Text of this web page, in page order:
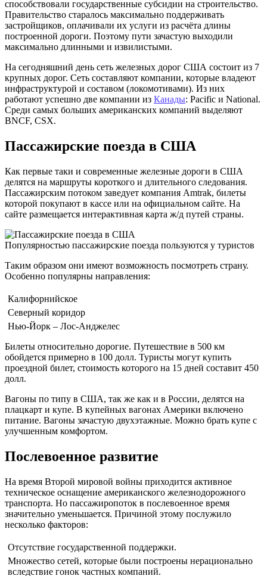
способствовали государственные субсидии на строительство.
Правительство старалось максимально поддерживать
застройщиков, оплачивали их услуги из расчёта длины
построенной дороги. Поэтому пути зачастую выходили
максимально длинными и извилистыми.
На сегодняшний день сеть железных дорог США состоит из 7
крупных дорог. Сеть составляют компании, которые владеют
инфраструктурой и составом (локомотивами). Из них
работают успешно две компании из Канады: Pacific и National.
Среди самых больших американских компаний выделяют
BNCF, CSX.
Пассажирские поезда в США
Как первые таки и современные железные дороги в США
делятся на маршруты короткого и длительного следования.
Пассажирским потоком заведует компания Amtrak, билеты
которой покупают в кассе или на официальном сайте. На
сайте размещается интерактивная карта ж/д путей страны.
Популярностью пассажирские поезда пользуются у туристов
Таким образом они имеют возможность посмотреть страну.
Особенно популярны направления:
Калифорнийское
Северный коридор
Нью-Йорк – Лос-Анджелес
Билеты относительно дорогие. Путешествие в 500 км
обойдется примерно в 100 долл. Туристы могут купить
проездной билет, стоимость которого на 15 дней составит 450
долл.
Вагоны по типу в США, так же как и в России, делятся на
плацкарт и купе. В купейных вагонах Америки включено
питание. Вагоны зачастую двухэтажные. Можно брать купе с
улучшенным комфортом.
Послевоенное развитие
На время Второй мировой войны приходится активное
техническое оснащение американского железнодорожного
транспорта. Но пассажиропоток в послевоенное время
значительно уменьшается. Причиной этому послужило
несколько факторов:
Отсутствие государственной поддержки.
Множество сетей, которые были построены нерационально
вследствие гонок частных компаний.